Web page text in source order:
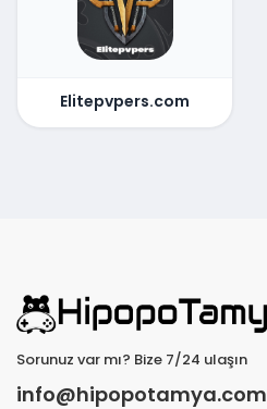
Elitepvpers.com
Sorunuz var mı? Bize 7/24 ulaşın
info@hipopotamya.com